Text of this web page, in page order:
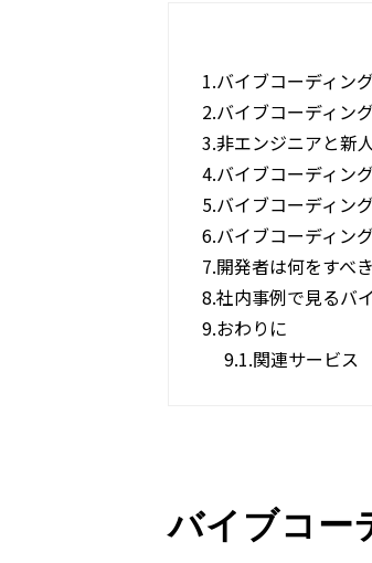
1.バイブコーディン
2.バイブコーディン
3.非エンジニアと新
4.バイブコーディン
5.バイブコーディン
6.バイブコーディン
7.開発者は何をすべ
8.社内事例で見るバ
9.おわりに
9.1.関連サービス
バイブコー